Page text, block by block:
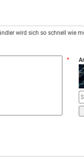
wird sich so schnell wie
*